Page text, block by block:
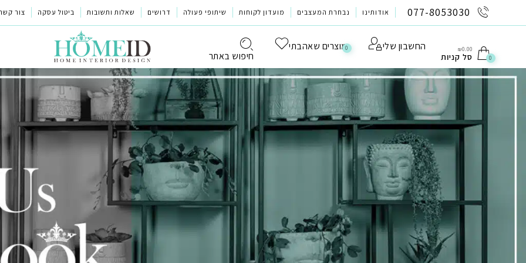
077-8053030 אודותינו נבחרת המעצבים מועדון לקוחות שיתופי פעולה דרושים שאלות ותשובות ביטול עסקה צור
חיפוש באתר
0מוצרים שאהבתי החשבון שלי ₪0.00
סל קניות 0